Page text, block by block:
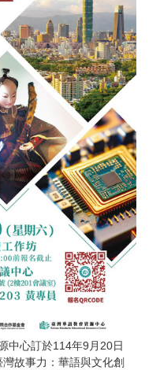
中心訂於114年9月20日
故事力：華語與文化創